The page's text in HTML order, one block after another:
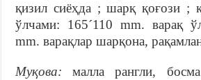
қизил сиёҳда ; шарқ қоғози ;
ўлчами: 165´110 mm. варақ
mm. варақлар шарқона,
Муқова: малла рангли,